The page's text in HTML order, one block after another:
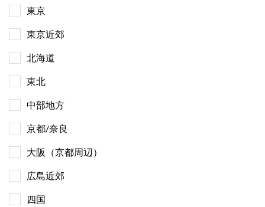
東京
東京近郊
北海道
東北
中部地方
京都/奈良
大阪（京都周辺）
広島近郊
四国